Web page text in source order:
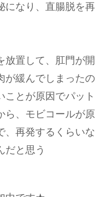
になり、直腸脱を再
放置して、肛門が開
が緩んでしまったの
ことが原因でパット
ら、モビコールが原
、再発するくらいな
だと思う